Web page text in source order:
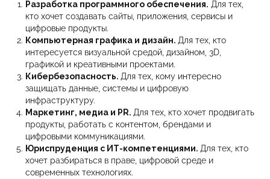
Разработка программного обеспечения. Для тех,
кто хочет создавать сайты, приложения, сервисы и
цифровые продукты.
Компьютерная графика и дизайн. Для тех, кто
интересуется визуальной средой, дизайном, 3D,
графикой и креативными проектами.
Кибербезопасность. Для тех, кому интересно
защищать данные, системы и цифровую
инфраструктуру.
Маркетинг, медиа и PR. Для тех, кто хочет продвигать
продукты, работать с контентом, брендами и
цифровыми коммуникациями.
Юриспруденция с ИТ-компетенциями. Для тех, кто
хочет разбираться в праве, цифровой среде и
современных технологиях.